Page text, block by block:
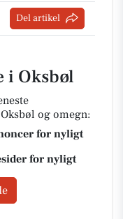
Del artikel
i Oksbøl
og omegn:
for nyligt
for nyligt